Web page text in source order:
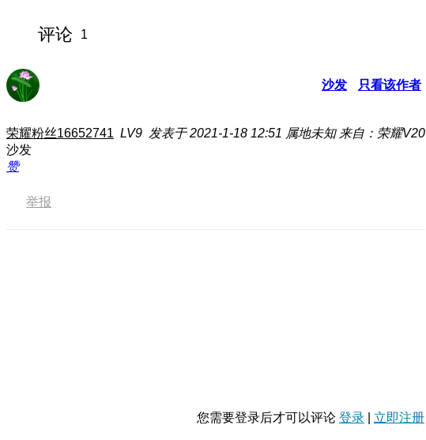
评论 1
沙发 只看该作者
荣耀粉丝16652741 LV9 发表于 2021-1-18 12:51 属地未知 来自：荣耀V20
沙发
赞
举报
您需要登录后才可以评论 登录 立即注册